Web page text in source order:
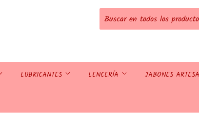
LUBRICANTES LENCERÍA JABONES